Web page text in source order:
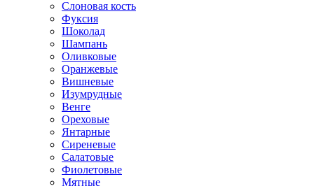
Слоновая кость
Фуксия
Шоколад
Шампань
Оливковые
Оранжевые
Вишневые
Изумрудные
Венге
Ореховые
Янтарные
Сиреневые
Салатовые
Фиолетовые
Мятные